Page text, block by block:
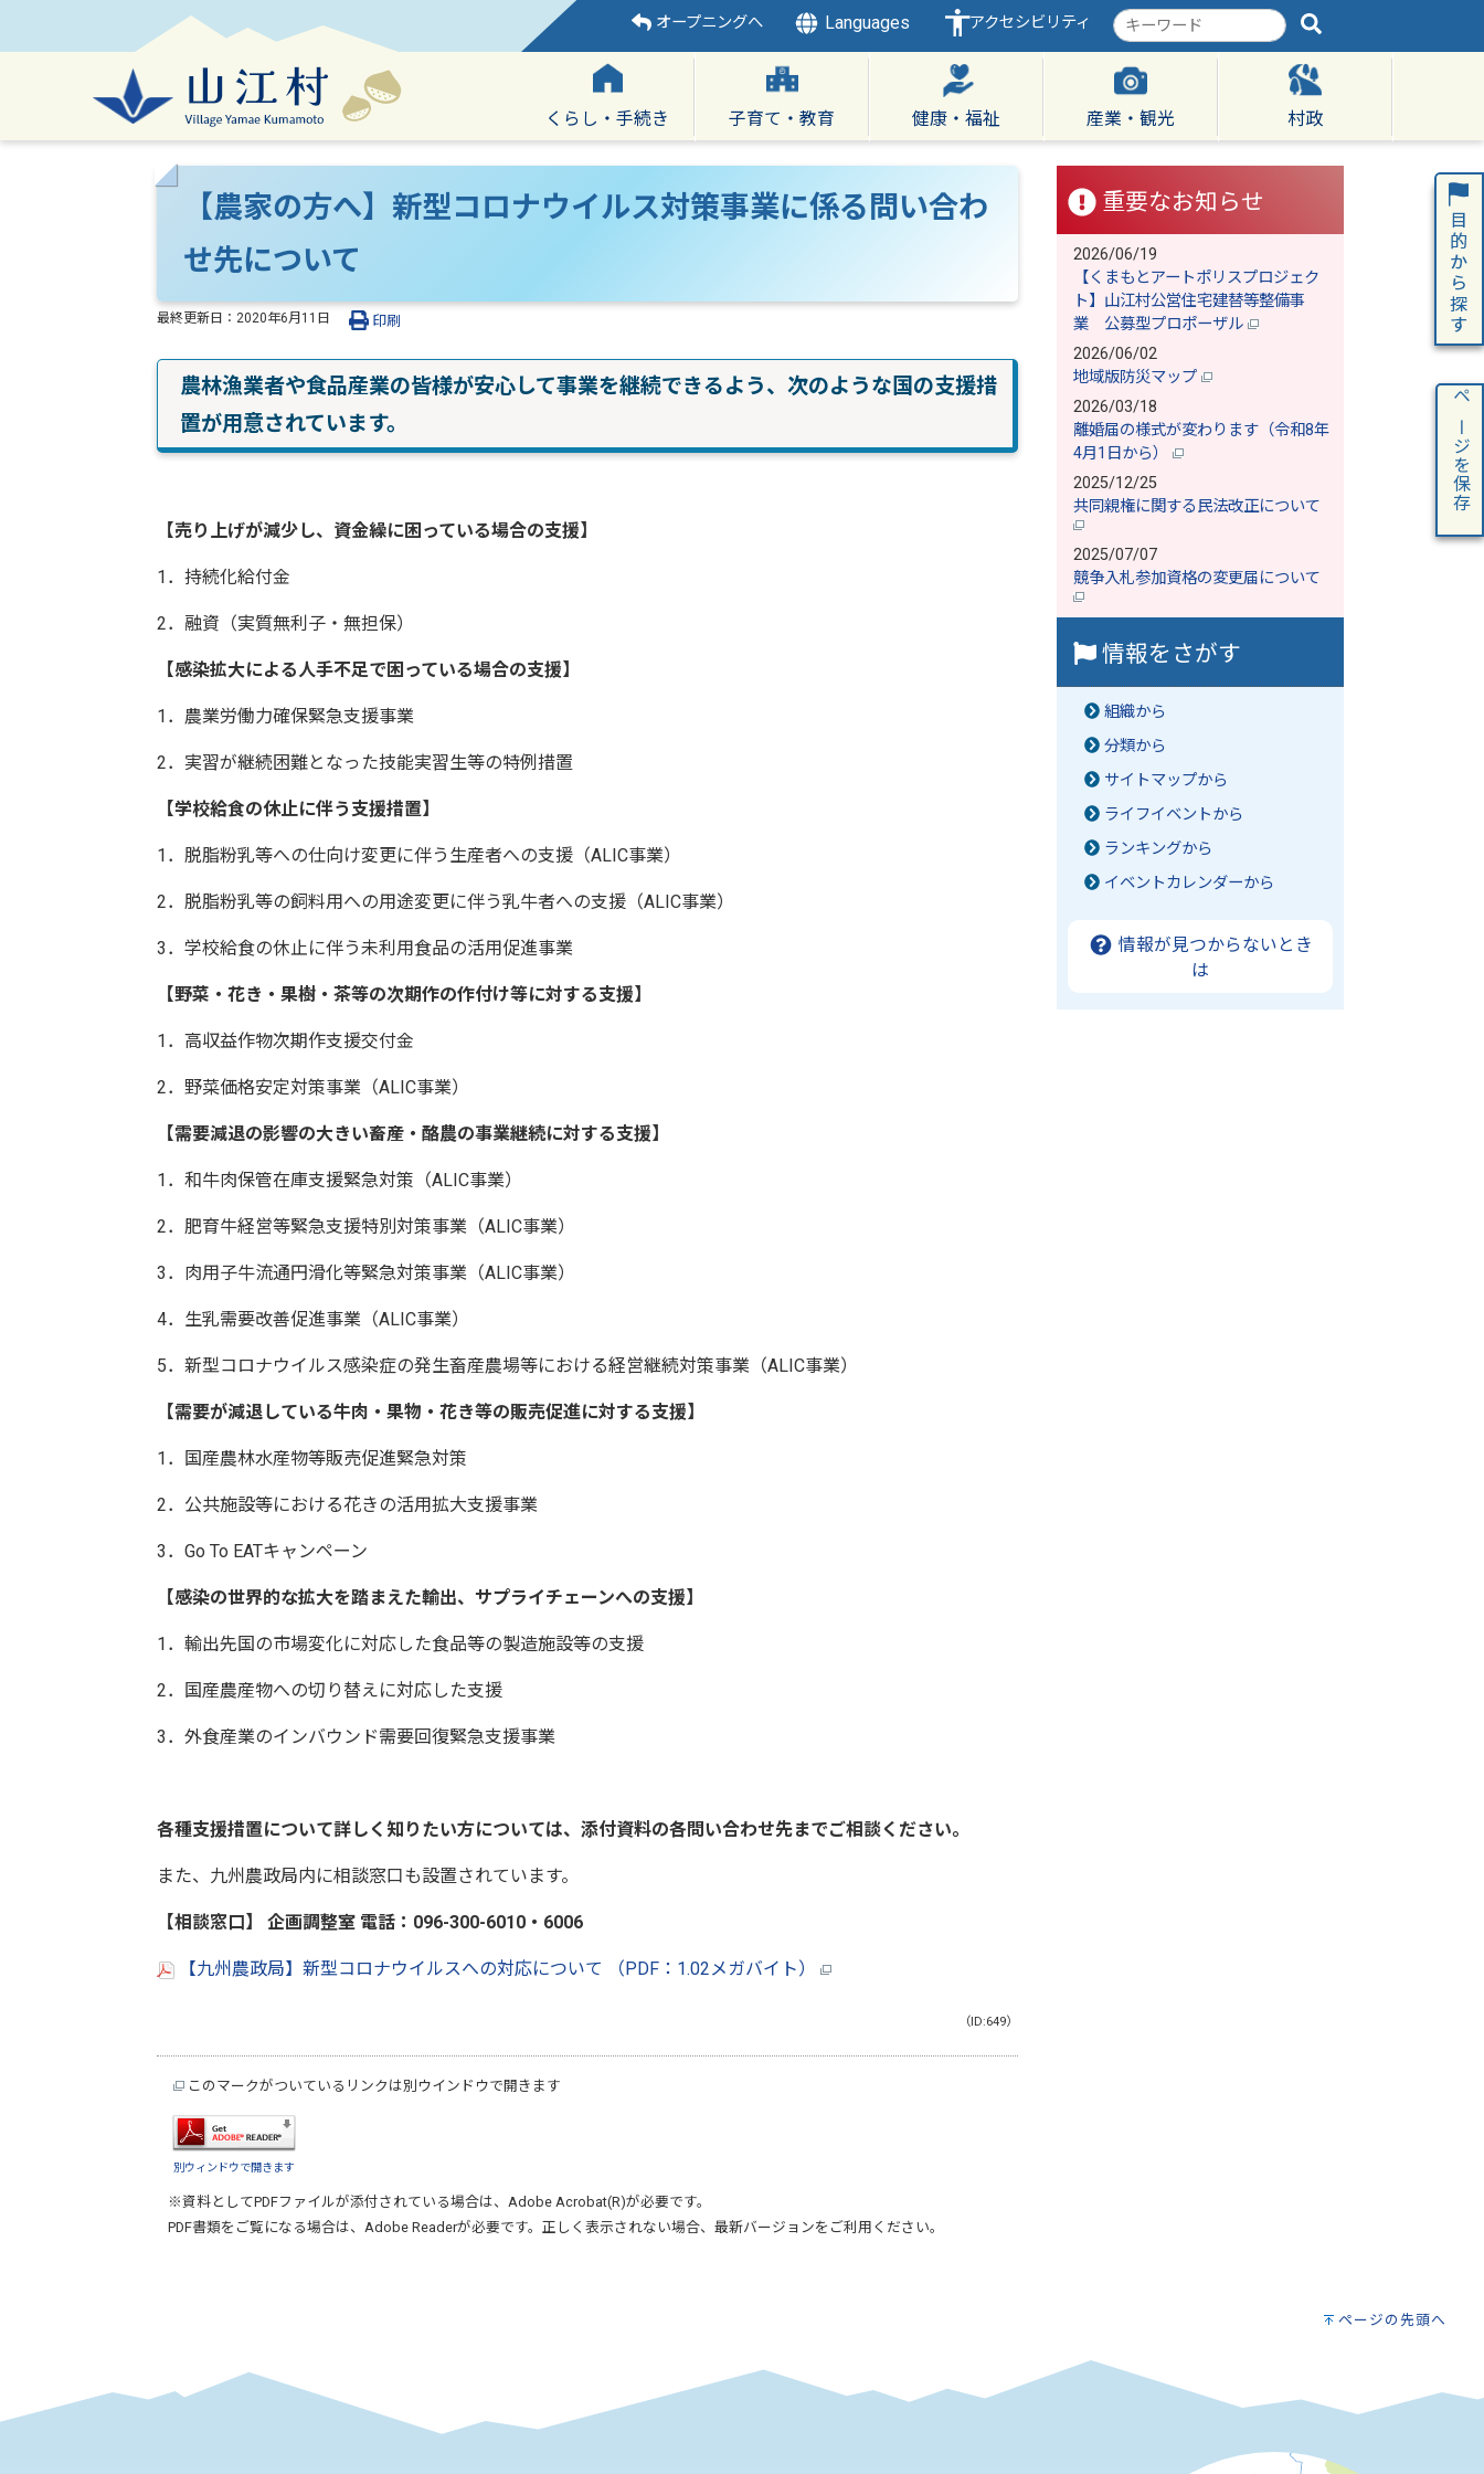
オープニングへ Languages アクセシビリティ
検
索
キ
ー
ワ
ー
ド
くらし・手続き 子育て・教育 健康・福祉 産業・観光 村政
【農家の方へ】新型コロナウイルス対策事業に係る問い合わ
せ先について
最終更新日： 2020年6月11日 印刷
農林漁業者や食品産業の皆様が安心して事業を継続できるよう、次のような国の支援措
置が用意されています。
【売り上げが減少し、資金繰に困っている場合の支援】
1．持続化給付金
2．融資（実質無利子・無担保）
【感染拡大による人手不足で困っている場合の支援】
1．農業労働力確保緊急支援事業
2．実習が継続困難となった技能実習生等の特例措置
【学校給食の休止に伴う支援措置】
1．脱脂粉乳等への仕向け変更に伴う生産者への支援（ALIC事業）
2．脱脂粉乳等の飼料用への用途変更に伴う乳牛者への支援（ALIC事業）
3．学校給食の休止に伴う未利用食品の活用促進事業
【野菜・花き・果樹・茶等の次期作の作付け等に対する支援】
1．高収益作物次期作支援交付金
2．野菜価格安定対策事業（ALIC事業）
【需要減退の影響の大きい畜産・酪農の事業継続に対する支援】
1．和牛肉保管在庫支援緊急対策（ALIC事業）
2．肥育牛経営等緊急支援特別対策事業（ALIC事業）
3．肉用子牛流通円滑化等緊急対策事業（ALIC事業）
4．生乳需要改善促進事業（ALIC事業）
5．新型コロナウイルス感染症の発生畜産農場等における経営継続対策事業（ALIC事業）
【需要が減退している牛肉・果物・花き等の販売促進に対する支援】
1．国産農林水産物等販売促進緊急対策
2．公共施設等における花きの活用拡大支援事業
3．Go To EATキャンペーン
【感染の世界的な拡大を踏まえた輸出、サプライチェーンへの支援】
1．輸出先国の市場変化に対応した食品等の製造施設等の支援
2．国産農産物への切り替えに対応した支援
3．外食産業のインバウンド需要回復緊急支援事業
各種支援措置について詳しく知りたい方については、添付資料の各問い合わせ先までご相談ください。
また、九州農政局内に相談窓口も設置されています。
【相談窓口】 企画調整室 電話：096-300-6010・6006
【九州農政局】新型コロナウイルスへの対応について （PDF：1.02メガバイト）
（ID:649）
このマークがついているリンクは別ウインドウで開きます
別ウィンドウで開きます
※資料としてPDFファイルが添付されている場合は、 Adobe Acrobat(R)が必要です。
PDF書類をご覧になる場合は、 Adobe Readerが必要です。正しく表示されない場合、最新バージョンをご利用ください。
重要なお知らせ
2026/06/19
【くまもとアートポリスプロジェク
ト】山江村公営住宅建替等整備事
業 公募型プロポーザル
2026/06/02
地域版防災マップ
2026/03/18
離婚届の様式が変わります（令和8年
4月1日から）
2025/12/25
共同親権に関する民法改正について
2025/07/07
競争入札参加資格の変更届について
情報をさがす
組織から
分類から
サイトマップから
ライフイベントから
ランキングから
イベントカレンダーから
情報が見つからないとき
は
ページの先頭へ
ページを保存